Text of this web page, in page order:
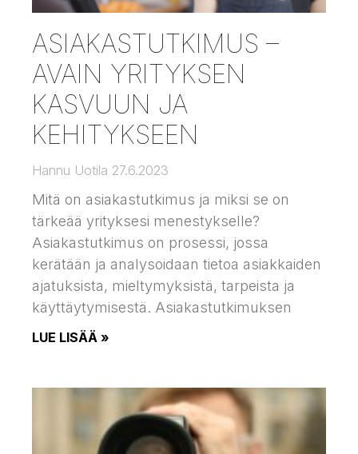
ASIAKASTUTKIMUS –
AVAIN YRITYKSEN
KASVUUN JA
KEHITYKSEEN
Hannu Uotila 27.6.2023
Mitä on asiakastutkimus ja miksi se on
tärkeää yrityksesi menestykselle?
Asiakastutkimus on prosessi, jossa
kerätään ja analysoidaan tietoa asiakkaiden
ajatuksista, mieltymyksistä, tarpeista ja
käyttäytymisestä. Asiakastutkimuksen
LUE LISÄÄ »